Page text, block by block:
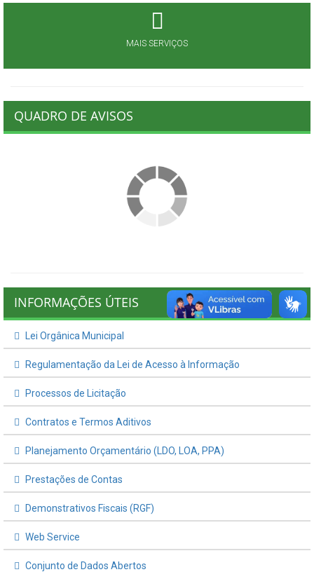
MAIS SERVIÇOS
QUADRO DE AVISOS
INFORMAÇÕES ÚTEIS
Lei Orgânica Municipal
Regulamentação da Lei de Acesso à Informação
Processos de Licitação
Contratos e Termos Aditivos
Planejamento Orçamentário (LDO, LOA, PPA)
Prestações de Contas
Demonstrativos Fiscais (RGF)
Web Service
Conjunto de Dados Abertos